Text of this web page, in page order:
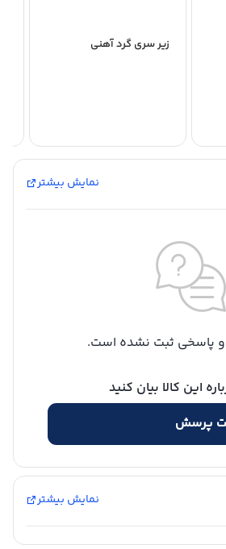
زیر سری گرد آهنی
نمایش بیشتر
پاسخی ثبت نشده است.
این کالا بیان کنید
پرسش
نمایش بیشتر